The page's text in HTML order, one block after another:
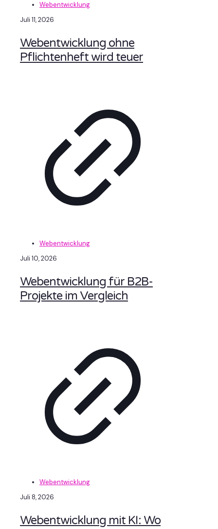
Webentwicklung
Juli 11, 2026
Webentwicklung ohne
Pflichtenheft wird teuer
Webentwicklung
Juli 10, 2026
Webentwicklung für B2B-
Projekte im Vergleich
Webentwicklung
Juli 8, 2026
Webentwicklung mit KI: Wo